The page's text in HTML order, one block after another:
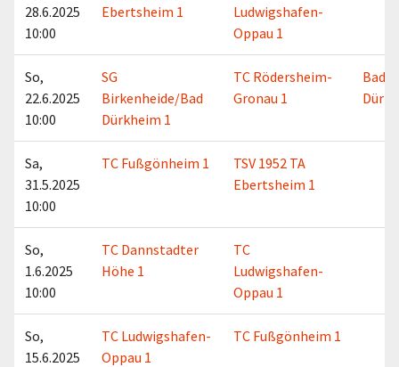
28.6.2025
10:00
Ebertsheim 1
Ludwigshafen-
Oppau 1
So,
22.6.2025
10:00
SG
Birkenheide/Bad
Dürkheim 1
TC Rödersheim-
Gronau 1
Bad
Sa,
31.5.2025
10:00
TC Fußgönheim 1
TSV 1952 TA
Ebertsheim 1
So,
1.6.2025
10:00
TC Dannstadter
Höhe 1
TC
Ludwigshafen-
Oppau 1
So,
15.6.2025
TC Ludwigshafen-
Oppau 1
TC Fußgönheim 1